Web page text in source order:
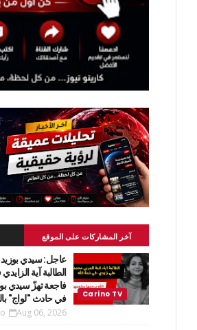
آخر المشاركات على الموقع
عاجل: سيدي
الطالبة آية
فاجعة تهزّ سيدي
في حادث "لواج"
Aug 06, 2026